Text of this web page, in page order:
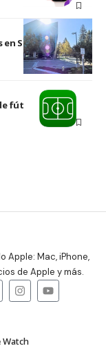
Sunnyvale
fútbol
Apple: Mac, iPhone,
de Apple y más.
Watch